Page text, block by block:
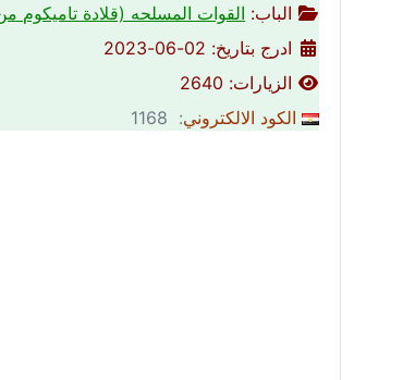
الباب: القوات المسلحه (قلادة تاميكوم
ادرج بتاريخ: 02-06-2023
الزيارات: 2640
الكود الالكتروني: 1168